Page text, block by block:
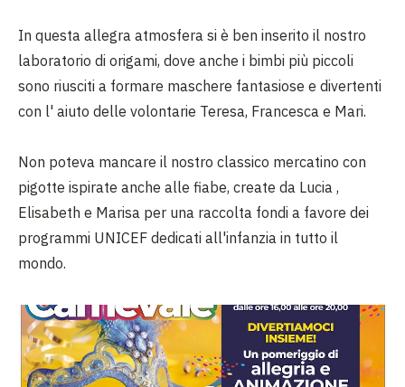
In questa allegra atmosfera si è ben inserito il nostro
laboratorio di origami, dove anche i bimbi più piccoli
sono riusciti a formare maschere fantasiose e divertenti
con l' aiuto delle volontarie Teresa, Francesca e Mari.
Non poteva mancare il nostro classico mercatino con
pigotte ispirate anche alle fiabe, create da Lucia ,
Elisabeth e Marisa per una raccolta fondi a favore dei
programmi UNICEF dedicati all'infanzia in tutto il
mondo.